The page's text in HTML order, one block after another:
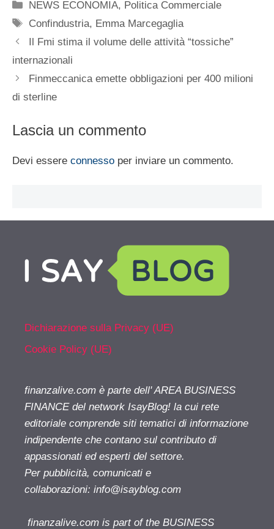
Categorie
NEWS ECONOMIA, Politica Commerciale
Tag
Confindustria, Emma Marcegaglia
Il Fmi stima il volume delle attività “tossiche”
internazionali
Finmeccanica emette obbligazioni per 400 milioni
di sterline
Lascia un commento
Devi essere connesso per inviare un commento.
Dichiarazione sulla Privacy (UE)
Cookie Policy (UE)
finanzalive.com è parte dell' AREA BUSINESS
FINANCE del network IsayBlog! la cui rete
editoriale comprende siti tematici di informazione
indipendente che contano sul contributo di
appassionati ed esperti del settore.
Per pubblicità, comunicati e
collaborazioni: info@isayblog.com
finanzalive.com is part of the BUSINESS